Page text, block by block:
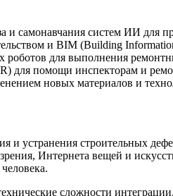
и самонавчания систем ИИ для
и BIM (Building
роботов для выполнения
для помощи инспекторам и
новых материалов и
и устранения строительных
Интернета вещей и
сложности